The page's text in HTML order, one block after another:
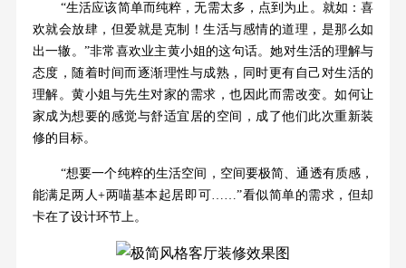
“生活应该简单而纯粹，无需太多，点到为止。就如：喜
欢就会放肆，但爱就是克制！生活与感情的道理，是那么如
出一辙。”非常喜欢业主黄小姐的这句话。她对生活的理解与
态度，随着时间而逐渐理性与成熟，同时更有自己对生活的
理解。黄小姐与先生对家的需求，也因此而需改变。如何让
家成为想要的感觉与舒适宜居的空间，成了他们此次重新装
修的目标。
“想要一个纯粹的生活空间，空间要极简、通透有质感，
能满足两人+两喵基本起居即可……”看似简单的需求，但却
卡在了设计环节上。